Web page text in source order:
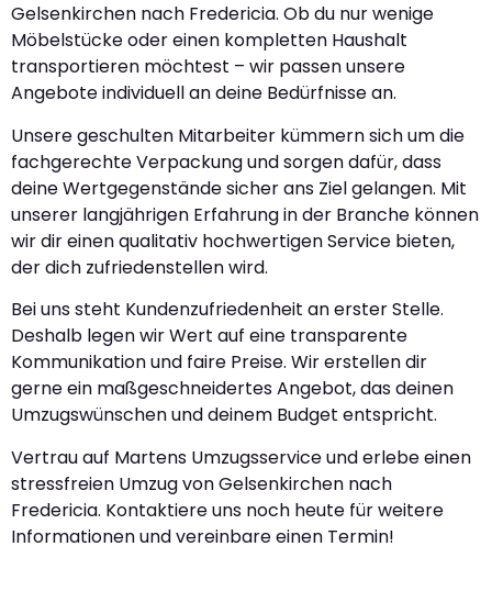
Gelsenkirchen nach Fredericia. Ob du nur wenige
Möbelstücke oder einen kompletten Haushalt
transportieren möchtest – wir passen unsere
Angebote individuell an deine Bedürfnisse an.
Unsere geschulten Mitarbeiter kümmern sich um die
fachgerechte Verpackung und sorgen dafür, dass
deine Wertgegenstände sicher ans Ziel gelangen. Mit
unserer langjährigen Erfahrung in der Branche können
wir dir einen qualitativ hochwertigen Service bieten,
der dich zufriedenstellen wird.
Bei uns steht Kundenzufriedenheit an erster Stelle.
Deshalb legen wir Wert auf eine transparente
Kommunikation und faire Preise. Wir erstellen dir
gerne ein maßgeschneidertes Angebot, das deinen
Umzugswünschen und deinem Budget entspricht.
Vertrau auf Martens Umzugsservice und erlebe einen
stressfreien Umzug von Gelsenkirchen nach
Fredericia. Kontaktiere uns noch heute für weitere
Informationen und vereinbare einen Termin!